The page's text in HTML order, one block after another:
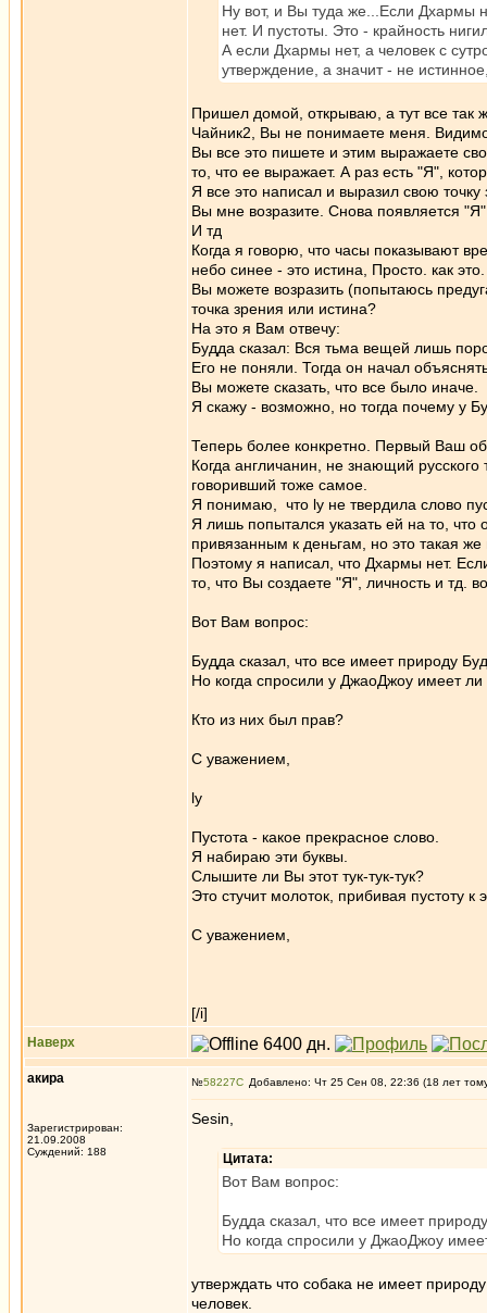
Ну вот, и Вы туда же...Если Дхармы
нет. И пустоты. Это - крайность
А если Дхармы нет, а человек с
утверждение, а значит - не
Пришел домой, открываю, а тут все так
Чайник2, Вы не понимаете меня.
Вы все это пишете и этим выражаете
то, что ее выражает. А раз есть "Я",
Я все это написал и выразил свою
Вы мне возразите. Снова появляется
И тд
Когда я говорю, что часы показывают
небо синее - это истина, Просто. как это.
Вы можете возразить (попытаюсь
точка зрения или истина?
На это я Вам отвечу:
Будда сказал: Вся тьма вещей лишь
Его не поняли. Тогда он начал
Вы можете сказать, что все было иначе.
Я скажу - возможно, но тогда почему у
Теперь более конкретно. Первый Ваш
Когда англичанин, не знающий русского
говоривший тоже самое.
Я понимаю, что ly не твердила слово
Я лишь попытался указать ей на то,
привязанным к деньгам, но это такая
Поэтому я написал, что Дхармы нет.
то, что Вы создаете "Я", личность и тд.
Вот Вам вопрос:
Будда сказал, что все имеет природу
Но когда спросили у ДжаоДжоу имеет
Кто из них был прав?
C уважением,
ly
Пустота - какое прекрасное слово.
Я набираю эти буквы.
Слышите ли Вы этот тук-тук-тук?
Это стучит молоток, прибивая пустоту к
С уважением,
[/i]
Наверх
акира
Зарегистрирован:
21.09.2008
Суждений: 188
№58227 Добавлено: Чт 25 Сен 08, 22:36 (18 лет
Sesin,
Цитата:
Вот Вам вопрос:
Будда сказал, что все имеет
Но когда спросили у ДжаоДжоу
утверждать что собака не имеет
человек.